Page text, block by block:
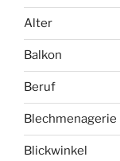
Alter
Balkon
Beruf
Blechmenagerie
Blickwinkel